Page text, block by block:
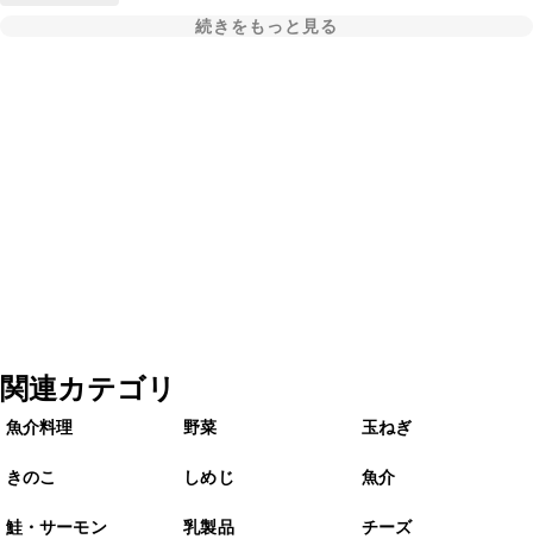
続きをもっと見る
関連カテゴリ
魚介料理 野菜 玉ねぎ
きのこ しめじ 魚介
鮭・サーモン 乳製品 チーズ